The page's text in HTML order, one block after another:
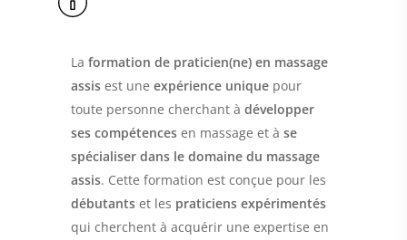
La formation de praticien(ne) en massage
assisest une expérience uniquepour
toute personne cherchant à développer
ses compétencesen massage et à se
spécialiser dans le domaine du massage
assis. Cette formation est conçue pour les
débutantset les praticiens expérimentés
qui cherchent à acquérir une expertise en